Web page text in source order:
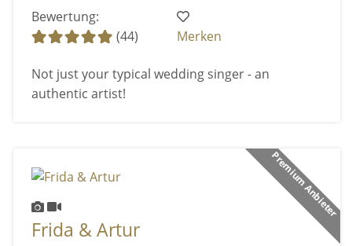
Bewertung:
(44)
Merken
Not just your typical wedding singer - an
authentic artist!
Premium Anbieter
Frida & Artur